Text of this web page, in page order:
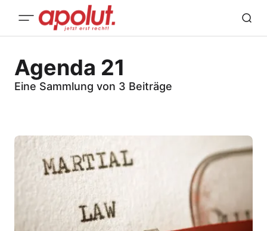
Agenda 21
Eine Sammlung von 3 Beiträge